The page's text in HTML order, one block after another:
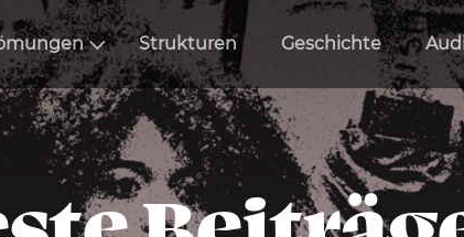
Strukturen Geschichte